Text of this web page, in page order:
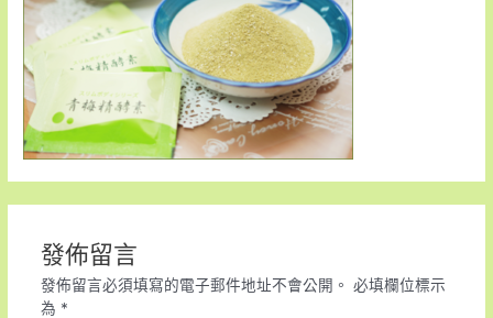
發佈留言
發佈留言必須填寫的電子郵件地址不會公開。 必填欄位標示
為 *